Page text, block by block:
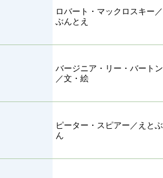
ロバート・マックロスキー／
ぶんとえ
バージニア・リー・バートン
／文・絵
ピーター・スピアー／えとぶ
ん